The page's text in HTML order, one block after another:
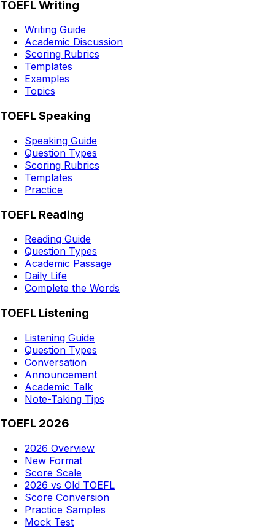
TOEFL Writing
Writing Guide
Academic Discussion
Scoring Rubrics
Templates
Examples
Topics
TOEFL Speaking
Speaking Guide
Question Types
Scoring Rubrics
Templates
Practice
TOEFL Reading
Reading Guide
Question Types
Academic Passage
Daily Life
Complete the Words
TOEFL Listening
Listening Guide
Question Types
Conversation
Announcement
Academic Talk
Note-Taking Tips
TOEFL 2026
2026 Overview
New Format
Score Scale
2026 vs Old TOEFL
Score Conversion
Practice Samples
Mock Test